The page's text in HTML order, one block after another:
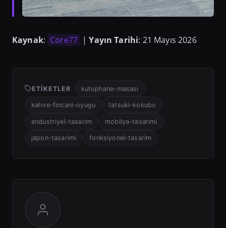
Kaynak: Core77 |Yayın Tarihi: 21 Mayıs 2026
ETIKETLER kutuphane-masasi
kahve-fincani-oyugu tatsuki-kokubo
endustriyel-tasarim mobilya-tasarimi
japon-tasarimi fonksiyonel-tasarim